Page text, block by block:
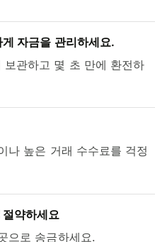
자금을 관리하세요.
보관하고 몇 초 만에 환전하
나 높은 거래 수수료를 걱정
약하세요
으로 송금하세요.